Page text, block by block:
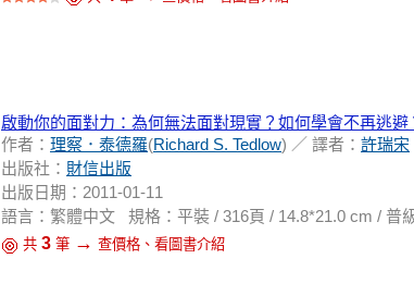
啟動你的面對力：為何無法面對現實？如何學會不再逃避
作者： 理察．泰德羅(Richard S. Tedlow) ／ 譯者： 許瑞宋
出版社： 財信出版
出版日期：2011-01-11
語言：繁體中文 規格：平裝 / 316頁 / 14.8*21.0 cm / 普
共 3 筆 → 查價格、看圖書介紹